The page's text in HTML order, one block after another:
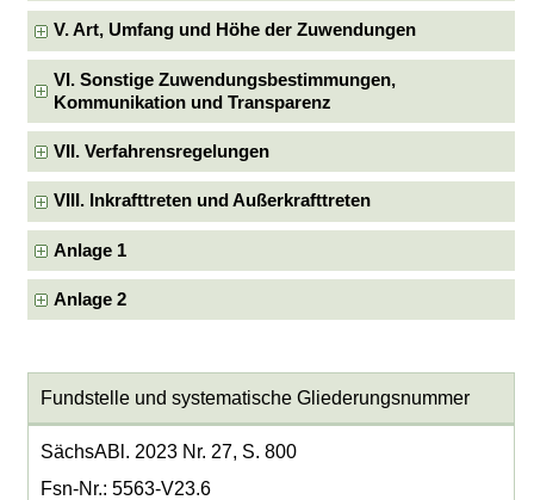
V. Art, Umfang und Höhe der Zuwendungen
VI. Sonstige Zuwendungsbestimmungen,
Kommunikation und Transparenz
VII. Verfahrensregelungen
VIII. Inkrafttreten und Außerkrafttreten
Anlage 1
Anlage 2
Fundstelle und systematische Gliederungsnummer
SächsABl. 2023 Nr. 27, S. 800
Fsn-Nr.: 5563-V23.6